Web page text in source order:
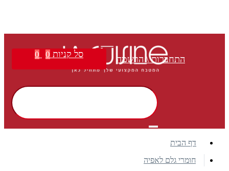
התחברות \ הרשמה סל קניות 0
0
דף הבית
חומרי גלם לאפיה